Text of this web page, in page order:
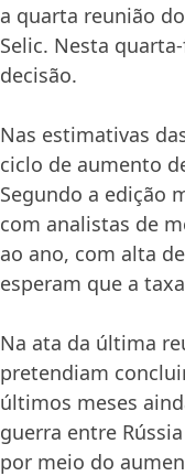
a quarta reunião
Selic. Nesta
decisão.
Nas estimativas
ciclo de aumento
Segundo a edição
com analistas de
ao ano, com alta
esperam que a
Na ata da última
pretendiam
últimos meses
guerra entre
por meio do